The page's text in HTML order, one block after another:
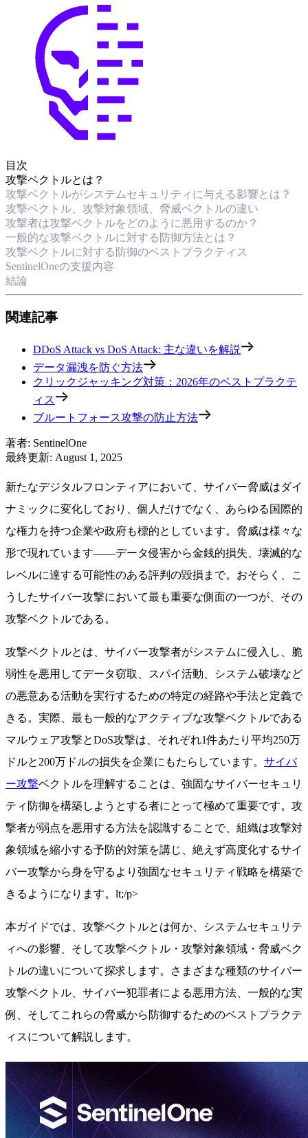
目次
攻撃ベクトルとは？
攻撃ベクトルがシステムセキュリティに与える影響とは？
攻撃ベクトル、攻撃対象領域、脅威ベクトルの違い
攻撃者は攻撃ベクトルをどのように悪用するのか？
一般的な攻撃ベクトルに対する防御方法とは？
攻撃ベクトルに対する防御のベストプラクティス
SentinelOneの支援内容
結論
関連記事
DDoS Attack vs DoS Attack: 主な違いを解説
データ漏洩を防ぐ方法
クリックジャッキング対策：2026年のベストプラクテ
ィス
ブルートフォース攻撃の防止方法
著者: SentinelOne
最終更新: August 1, 2025
新たなデジタルフロンティアにおいて、サイバー脅威はダイ
ナミックに変化しており、個人だけでなく、あらゆる国際的
な権力を持つ企業や政府も標的としています。脅威は様々な
形で現れています——データ侵害から金銭的損失、壊滅的な
レベルに達する可能性のある評判の毀損まで。おそらく、こ
うしたサイバー攻撃において最も重要な側面の一つが、その
攻撃ベクトルである。
攻撃ベクトルとは、サイバー攻撃者がシステムに侵入し、脆
弱性を悪用してデータ窃取、スパイ活動、システム破壊など
の悪意ある活動を実行するための特定の経路や手法と定義で
きる。実際、最も一般的なアクティブな攻撃ベクトルである
マルウェア攻撃とDoS攻撃は、それぞれ1件あたり平均250万
ドルと200万ドルの損失を企業にもたらしています。 サイバ
ー攻撃ベクトルを理解することは、強固なサイバーセキュリ
ティ防御を構築しようとする者にとって極めて重要です。攻
撃者が弱点を悪用する方法を認識することで、組織は攻撃対
象領域を縮小する予防的対策を講じ、絶えず高度化するサイ
バー攻撃から身を守るより強固なセキュリティ戦略を構築で
きるようになります。lt;/p>
本ガイドでは、攻撃ベクトルとは何か、システムセキュリテ
ィへの影響、そして攻撃ベクトル・攻撃対象領域・脅威ベク
トルの違いについて探求します。さまざまな種類のサイバー
攻撃ベクトル、サイバー犯罪者による悪用方法、一般的な実
例、そしてこれらの脅威から防御するためのベストプラクテ
ィスについて解説します。